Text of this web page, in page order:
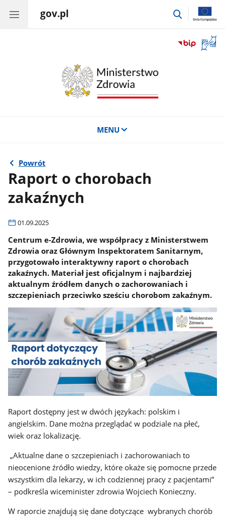
gov.pl
przejdź
okno
MENU
Powrót
Raport o chorobach
zakaźnych
01.09.2025
Centrum e-Zdrowia, we współpracy z Ministerstwem
Zdrowia oraz Głównym Inspektoratem Sanitarnym,
przygotowało interaktywny raport o chorobach
zakaźnych. Materiał jest oficjalnym i najbardziej
aktualnym źródłem danych o zachorowaniach i
szczepieniach przeciwko sześciu chorobom zakaźnym.
Raport dostępny jest w dwóch językach: polskim i
angielskim. Dane można przeglądać w podziale na płeć,
wiek oraz lokalizację.
„Aktualne dane o szczepieniach i zachorowaniach to
nieocenione źródło wiedzy, które okaże się pomocne przede
wszystkim dla lekarzy, w ich codziennej pracy z pacjentami”
– podkreśla wiceminister zdrowia Wojciech Konieczny.
W raporcie znajdują się dane dotyczące wybranych chorób